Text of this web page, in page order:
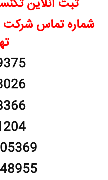
ثبت آنلاین
شماره تماس شرکت